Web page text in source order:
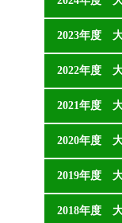
2023年度
2022年度
2021年度
2020年度
2019年度
2018年度